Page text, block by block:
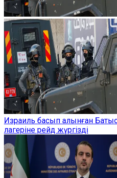
Израиль басып алынған
лагеріне рейд жүргізді